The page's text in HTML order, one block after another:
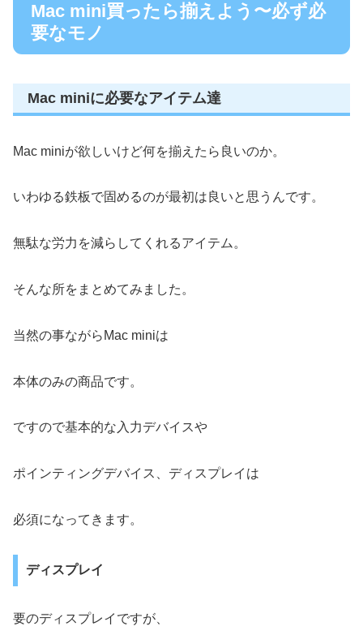
Mac mini買ったら揃えよう〜必ず必
要なモノ
Mac miniに必要なアイテム達
Mac miniが欲しいけど何を揃えたら良いのか。
いわゆる鉄板で固めるのが最初は良いと思うんです。
無駄な労力を減らしてくれるアイテム。
そんな所をまとめてみました。
当然の事ながらMac miniは
本体のみの商品です。
ですので基本的な入力デバイスや
ポインティングデバイス、ディスプレイは
必須になってきます。
ディスプレイ
要のディスプレイですが、